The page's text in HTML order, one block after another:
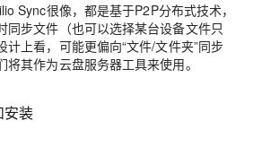
Sync很像，都是基于P2P分布式技术，
同步文件（也可以选择某台设备文件只
计上看，可能更偏向“文件/文件夹”同步
其作为云盘服务器工具来使用。
安装